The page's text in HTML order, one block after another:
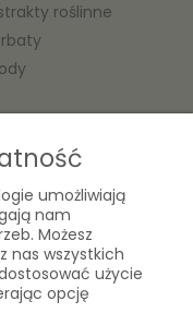
Zielarza Sp. z
o.o.
ul. Kopernika 10A
Grodzisk Mazowiecki
roślinne
umożliwiają
nam
Możesz
nas wszystkich
użycie
opcję